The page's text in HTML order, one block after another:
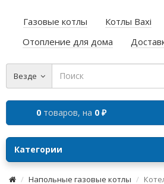
Газовые котлы Котлы Baxi
Отопление для дома
Везде
0 товаров, на 0 ₽
Категории
Напольные газовые котлы